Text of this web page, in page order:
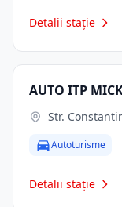
Detalii stație
AUTO ITP
Str.
Autoturisme
Detalii stație